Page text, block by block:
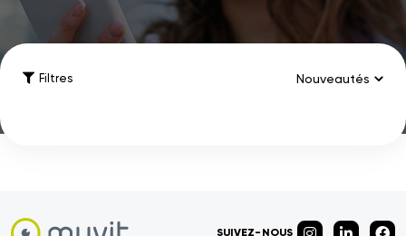
Filtres
SUIVEZ-NOUS